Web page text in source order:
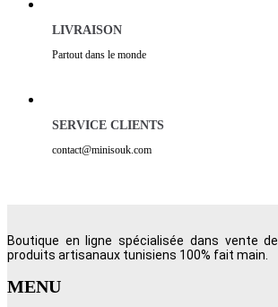
LIVRAISON
Partout dans le monde
SERVICE CLIENTS
contact@minisouk.com
Boutique en ligne spécialisée dans vente de
produits artisanaux tunisiens 100% fait main.
MENU